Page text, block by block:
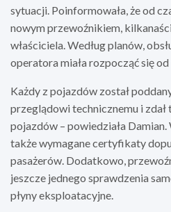
sytuacji. Poinformowała, że od
nowym przewoźnikiem,
właściciela. Według planów,
operatora miała rozpocząć się
Każdy z pojazdów został
przeglądowi technicznemu i
pojazdów – powiedziała
także wymagane certyfikaty
pasażerów. Dodatkowo,
jeszcze jednego sprawdzenia
płyny eksploatacyjne.